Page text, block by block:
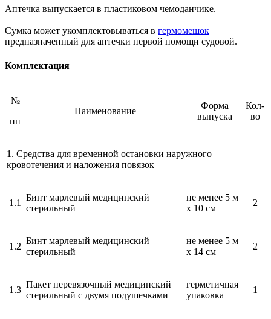
Аптечка выпускается в пластиковом чемоданчике.
Сумка может укомплектовываться в гермомешок
предназначенный для аптечки первой помощи судовой.
Комплектация
№
пп
Наименование
Форма
выпуска
Кол-
во
1. Средства для временной остановки наружного
кровотечения и наложения повязок
1.1
Бинт марлевый медицинский
стерильный
не менее 5 м
х 10 см
2
1.2
Бинт марлевый медицинский
стерильный
не менее 5 м
х 14 см
2
1.3
Пакет перевязочный медицинский
стерильный с двумя подушечками
герметичная
упаковка
1